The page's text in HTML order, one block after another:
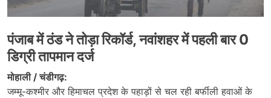
पंजाब में ठंड ने तोड़ा रिकॉर्ड, नवांशहर में पहली बार 0
डिग्री तापमान दर्ज
मोहाली / चंडीगढ़:
जम्मू-कश्मीर और हिमाचल प्रदेश के पहाड़ों से चल रही बर्फीली हवाओं के